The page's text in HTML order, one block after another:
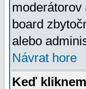
board
alebo
Návrat hore
Keď